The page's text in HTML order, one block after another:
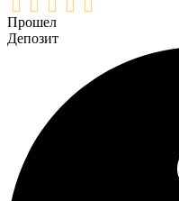
Прошел
Депозит